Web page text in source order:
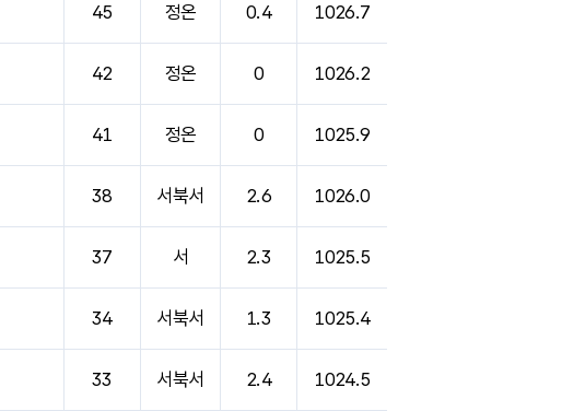
45 정온 0.4 1026.7
42 정온 0 1026.2
41 정온 0 1025.9
38 서북서 2.6 1026.0
37 서 2.3 1025.5
34 서북서 1.3 1025.4
33 서북서 2.4 1024.5